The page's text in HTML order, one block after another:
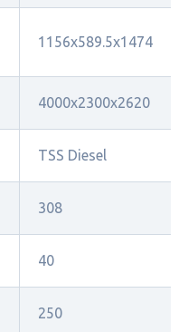
1156х589.5х1474
4000x2300x2620
TSS Diesel
308
40
250